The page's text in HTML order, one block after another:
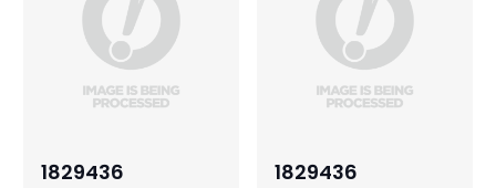
1829436 1829436